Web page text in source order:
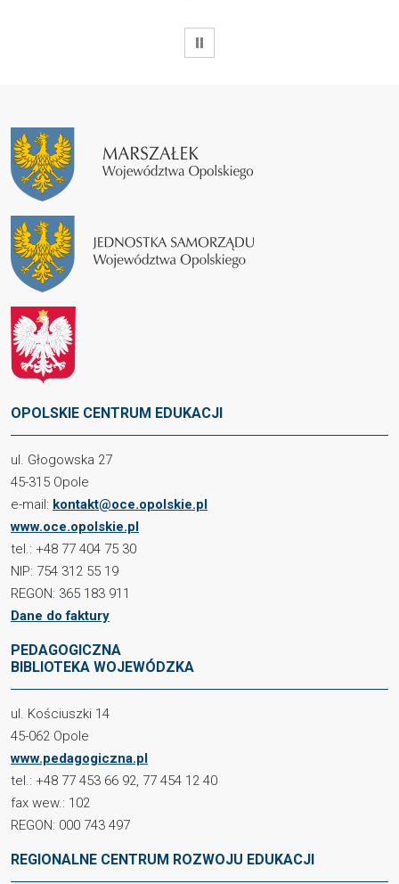
WSTRZYMAJ
OPOLSKIE CENTRUM EDUKACJI
ul. Głogowska 27
45-315 Opole
e-mail: kontakt@oce.opolskie.pl
www.oce.opolskie.pl
tel.: +48 77 404 75 30
NIP: 754 312 55 19
REGON: 365 183 911
Dane do faktury
PEDAGOGICZNA
BIBLIOTEKA WOJEWÓDZKA
ul. Kościuszki 14
45-062 Opole
www.pedagogiczna.pl
tel.: +48 77 453 66 92, 77 454 12 40
fax wew.: 102
REGON: 000 743 497
REGIONALNE CENTRUM ROZWOJU EDUKACJI